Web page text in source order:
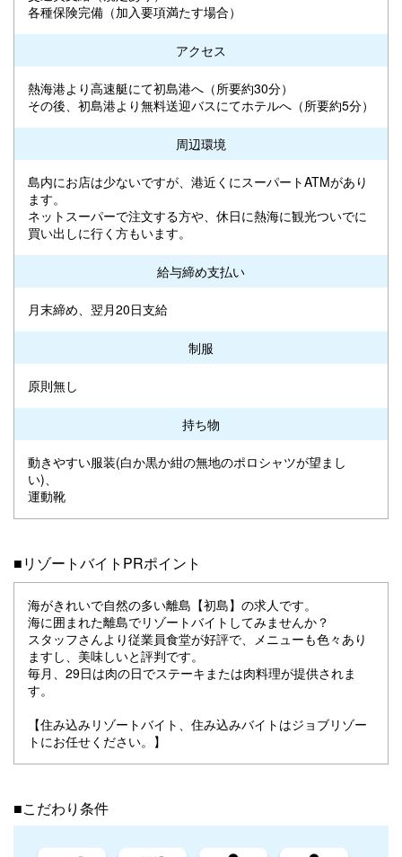
各種保険完備（加入要項満たす場合）
アクセス
熱海港より高速艇にて初島港へ（所要約30分）
その後、初島港より無料送迎バスにてホテルへ（所要約5分）
周辺環境
島内にお店は少ないですが、港近くにスーパートATMがあり
ます。
ネットスーパーで注文する方や、休日に熱海に観光ついでに
買い出しに行く方もいます。
給与締め支払い
月末締め、翌月20日支給
制服
原則無し
持ち物
動きやすい服装(白か黒か紺の無地のポロシャツが望まし
い)、
運動靴
■リゾートバイトPRポイント
海がきれいで自然の多い離島【初島】の求人です。
海に囲まれた離島でリゾートバイトしてみませんか？
スタッフさんより従業員食堂が好評で、メニューも色々あり
ますし、美味しいと評判です。
毎月、29日は肉の日でステーキまたは肉料理が提供されま
す。
【住み込みリゾートバイト、住み込みバイトはジョブリゾー
トにお任せください。】
■こだわり条件